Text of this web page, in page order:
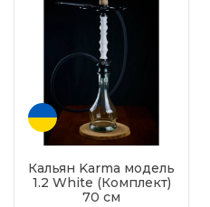
Кальян Karma модель
1.2 White (Комплект)
70 см